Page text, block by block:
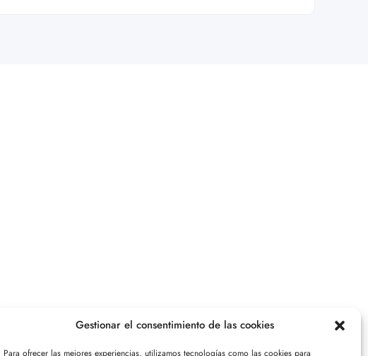
Gestionar el consentimiento de las cookies
Para ofrecer las mejores experiencias, utilizamos tecnologías como las cookies para